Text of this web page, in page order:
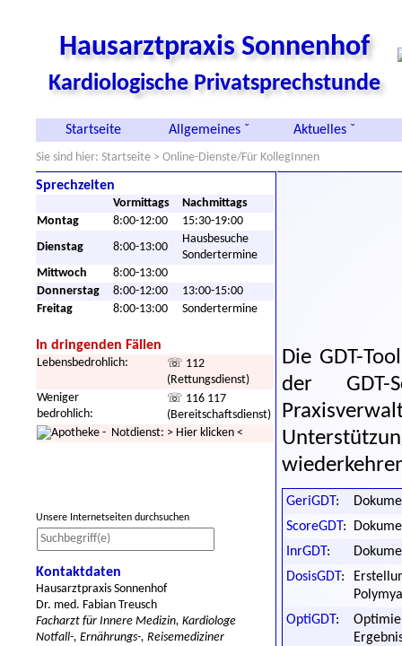
Hausarztpraxis Sonnenhof
Kardiologische Privatsprechstunde
Startseite Allgemeines ˇ Aktuelles ˇ
Sie sind hier: Startseite > Online-Dienste/Für KollegInnen
Sprechzeiten
Vormittags
Nachmittags
Montag
8:00-12:00
15:30-19:00
Dienstag
8:00-13:00
Hausbesuche
Sondertermine
Mittwoch
8:00-13:00
Donnerstag
8:00-12:00
13:00-15:00
Freitag
8:00-13:00 Sondertermine
In dringenden Fällen
Lebensbedrohlich:
☏ 112
(Rettungsdienst)
Weniger
bedrohlich:
☏ 116 117
(Bereitschaftsdienst)
- Notdienst: > Hier klicken <
Unsere Internetseiten durchsuchen
Kontaktdaten
Hausarztpraxis Sonnenhof
Dr. med. Fabian Treusch
Facharzt für Innere Medizin, Kardiologe
Notfall-, Ernährungs-, Reisemediziner
Die GDT-
der GDT-
GeriGDT:
ScoreGDT:
InrGDT:
DosisGDT:
OptiGDT: